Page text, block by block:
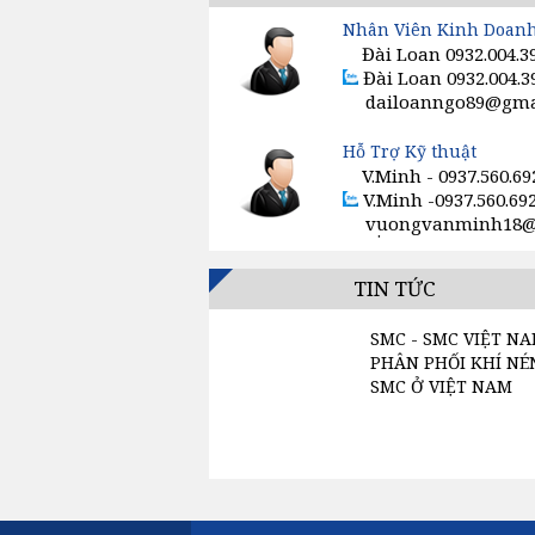
VAN TIẾT LƯU SMC
GIẢM ÂM, SÚNG HƠI, ĐỒNG HỒ
VAN ĐIỆN TỪ SMC
MÁY SẤY KHÍ SMC
Nhân Viên Kinh
Đài Loan
Đài Loan
Hỗ Trợ Kỹ thuật
V.Minh -
V.Minh -
ai...
TIN TỨC
SMC - SMC VIỆT
PHÂN PHỐI KHÍ
SMC Ở VIỆT NAM